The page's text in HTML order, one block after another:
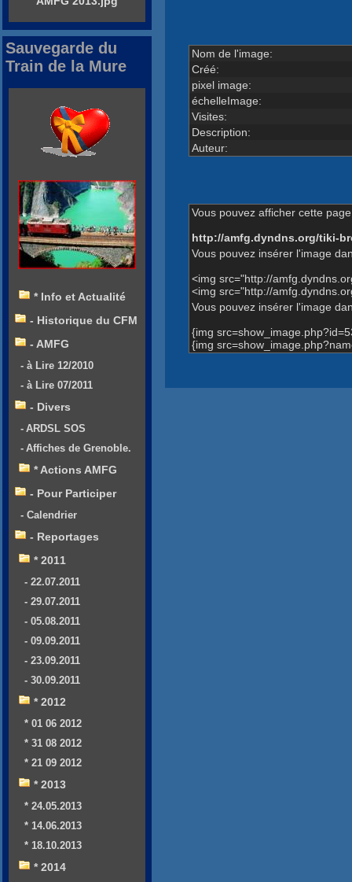
Nom de l'image:
Créé:
pixel image:
échelleImage:
Visites:
Description:
Auteur:
Vous pouvez afficher cette
http://amfg.dyndns.org/tiki-
Vous pouvez insérer l'image
<img src="http://
<img src="http://
Vous pouvez insérer l'image
{img
{img
Sauvegarde du
Train de la Mure
* Info et Actualité
- Historique du CFM
- AMFG
- à Lire 12/2010
- à Lire 07/2011
- Divers
- ARDSL SOS
- Affiches de Grenoble.
* Actions AMFG
- Pour Participer
- Calendrier
- Reportages
* 2011
- 22.07.2011
- 29.07.2011
- 05.08.2011
- 09.09.2011
- 23.09.2011
- 30.09.2011
* 2012
* 01 06 2012
* 31 08 2012
* 21 09 2012
* 2013
* 24.05.2013
* 14.06.2013
* 18.10.2013
* 2014